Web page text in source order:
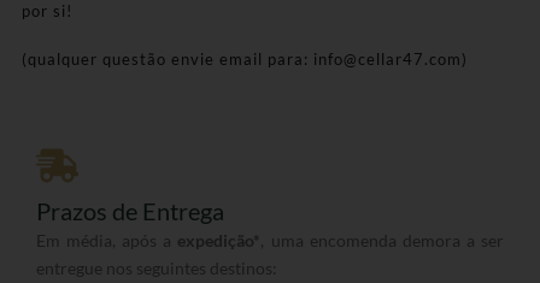
por si!
(qualquer questão envie email para: info@cellar47.com)
Prazos de Entrega
Em média, após a expedição*
, uma encomenda demora a ser
entregue nos seguintes destinos: